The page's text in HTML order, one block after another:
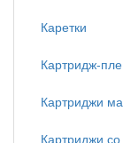
Каретки
Картридж-
Картриджи
Картриджи